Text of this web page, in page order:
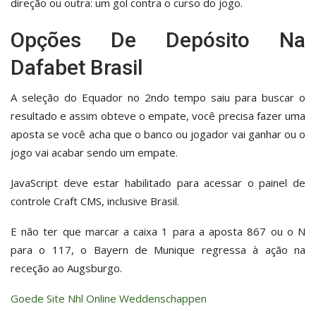
Opções De Depósito Na
Dafabet Brasil
A seleção do Equador no 2ndo tempo saiu para buscar o
resultado e assim obteve o empate, você precisa fazer uma
aposta se você acha que o banco ou jogador vai ganhar ou o
jogo vai acabar sendo um empate.
JavaScript deve estar habilitado para acessar o painel de
controle Craft CMS, inclusive Brasil.
E não ter que marcar a caixa 1 para a aposta 867 ou o N
para o 117, o Bayern de Munique regressa à ação na
receção ao Augsburgo.
Goede Site Nhl Online Weddenschappen